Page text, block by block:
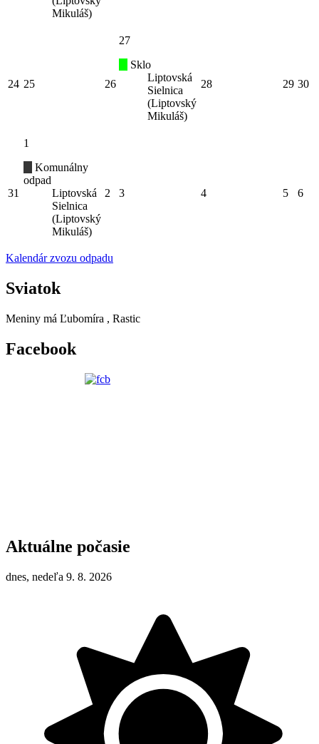
Mikuláš)
24 25 26
27
Sklo
Liptovská
Sielnica
(Liptovský
Mikuláš)
28 29 30
31
1
Komunálny
odpad
Liptovská
Sielnica
(Liptovský
Mikuláš)
2 3 4 5 6
Kalendár zvozu odpadu
Sviatok
Meniny má Ľubomíra , Rastic
Facebook
Aktuálne počasie
dnes, nedeľa 9. 8. 2026